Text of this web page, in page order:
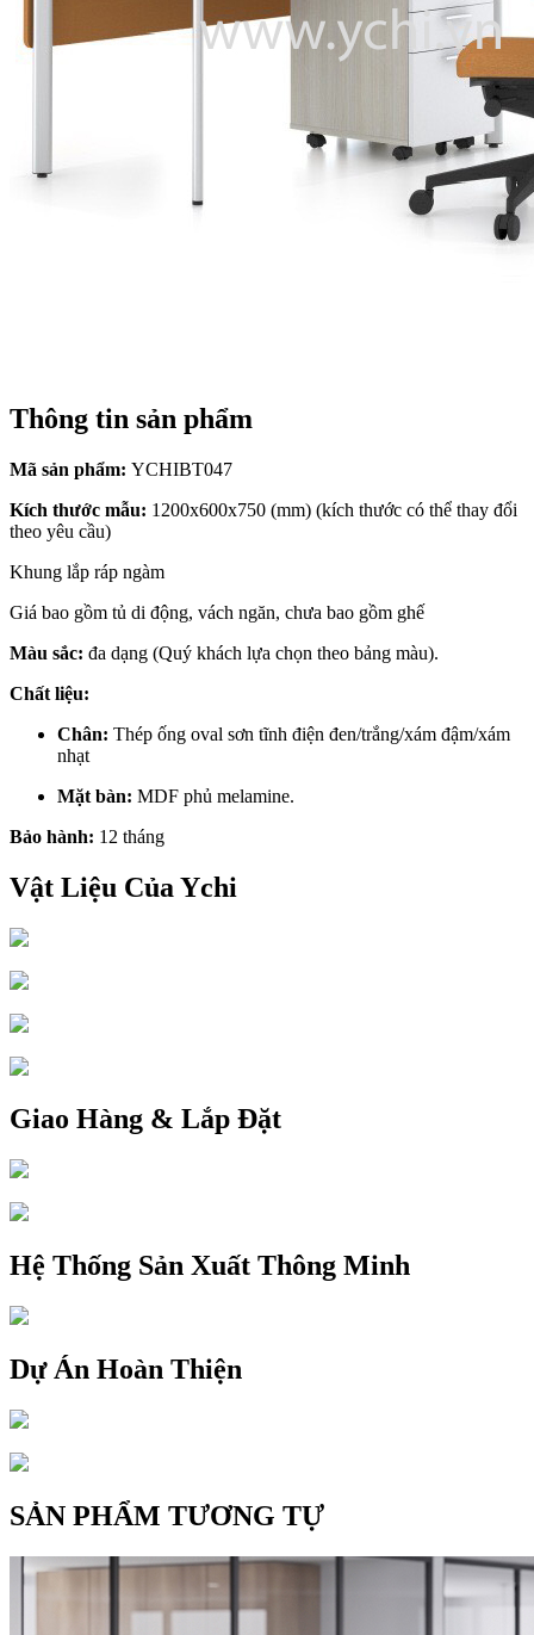
Thông tin sản phẩm
Mã sản phẩm: YCHIBT047
Kích thước mẫu: 1200x600x750 (mm) (kích thước có thể thay đổi
theo yêu cầu)
Khung lắp ráp ngàm
Giá bao gồm tủ di động, vách ngăn, chưa bao gồm ghế
Màu sắc: đa dạng (Quý khách lựa chọn theo bảng màu).
Chất liệu:
Chân: Thép ống oval sơn tĩnh điện đen/trắng/xám đậm/xám
nhạt
Mặt bàn: MDF phủ melamine.
Bảo hành: 12 tháng
Vật Liệu Của Ychi
Giao Hàng & Lắp Đặt
Hệ Thống Sản Xuất Thông Minh
Dự Án Hoàn Thiện
SẢN PHẨM TƯƠNG TỰ